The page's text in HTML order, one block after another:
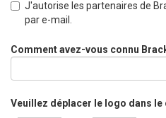
J'autorise les partenaires de
par e-mail.
Comment avez-vous connu
Veuillez déplacer le logo dans le